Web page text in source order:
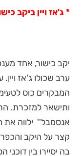
* ג'אז ויין ביקב כישור -
יקב כישור, אחד
ערב שכולו ג'אז
המבקרים כוס
ותישאר למזכרת.
אנסמבל'' ילווה את
קצר על היקב
בה יסיירו בין דוכני